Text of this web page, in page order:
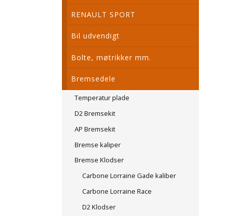
RENAULT SPORT
Bil udvendigt
Bolte, møtrikker mm.
Bremsedele
Temperatur plade
D2 Bremsekit
AP Bremsekit
Bremse kaliper
Bremse Klodser
Carbone Lorraine Gade kaliber
Carbone Lorraine Race
D2 Klodser